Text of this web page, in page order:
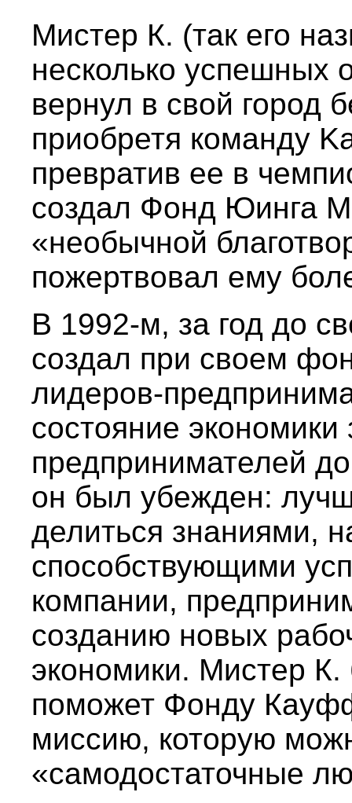
Мистер К. (так его
несколько успешных
вернул в свой город
приобретя команду
превратив ее в
создал Фонд Юинга
«необычной
пожертвовал ему
В 1992-м, за год до
создал при своем
лидеров-
состояние экономики
предпринимателей
он был убежден:
делиться знаниями,
способствующими
компании,
созданию новых
экономики. Мистер
поможет Фонду
миссию, которую
«самодостаточные